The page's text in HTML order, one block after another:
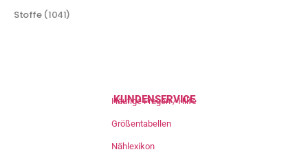
Stoffe (1041)
KUNDENSERVICE
Häufige Fragen / Hilfe
Größentabellen
Nählexikon